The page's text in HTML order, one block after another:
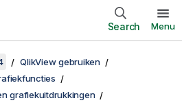
Search Menu
QlikView gebruiken
grafiekuitdrukkingen